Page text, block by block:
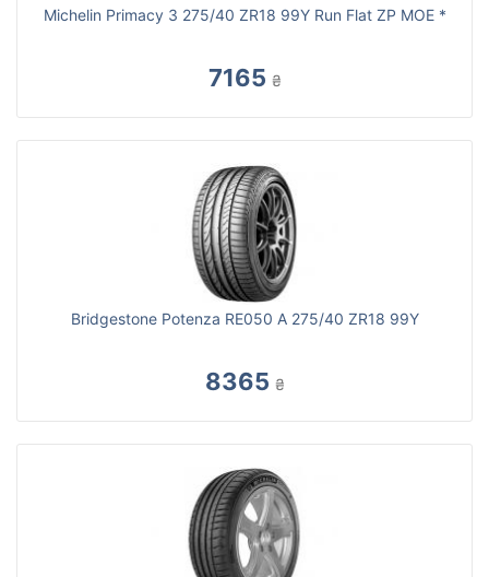
Michelin Primacy 3 275/40 ZR18 99Y Run Flat ZP MOE *
7165 ₴
Bridgestone Potenza RE050 A 275/40 ZR18 99Y
8365 ₴